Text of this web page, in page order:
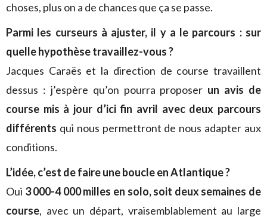
choses, plus on a de chances que ça se passe.
Parmi les curseurs à ajuster, il y a le parcours : sur
quelle hypothèse travaillez-vous ?
Jacques Caraës et la direction de course travaillent
dessus : j’espère qu’on pourra proposer un avis de
course mis à jour d’ici fin avril avec deux parcours
différents qui nous permettront de nous adapter aux
conditions.
L’idée, c’est de faire une boucle en Atlantique ?
Oui 3 000-4 000 milles en solo, soit deux semaines de
course, avec un départ, vraisemblablement au large